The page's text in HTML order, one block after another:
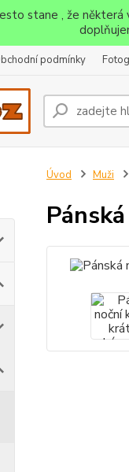
stane , že
podmínky
Úvod Muži